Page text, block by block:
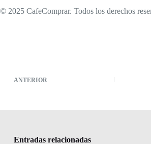
© 2025 CafeComprar. Todos los derechos
ANTERIOR
Entradas relacionadas